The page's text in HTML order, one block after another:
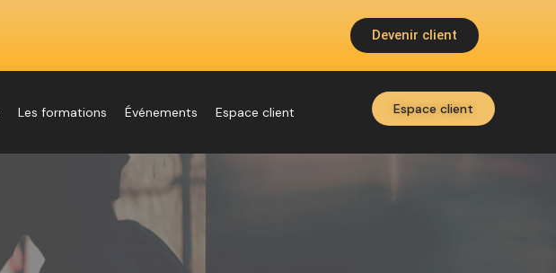
Devenir client
Les formations Événements Espace client Espace client